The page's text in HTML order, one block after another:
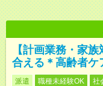
【計画業務・家
合える＊高齢者ケ
派遣 職種未経験OK 社